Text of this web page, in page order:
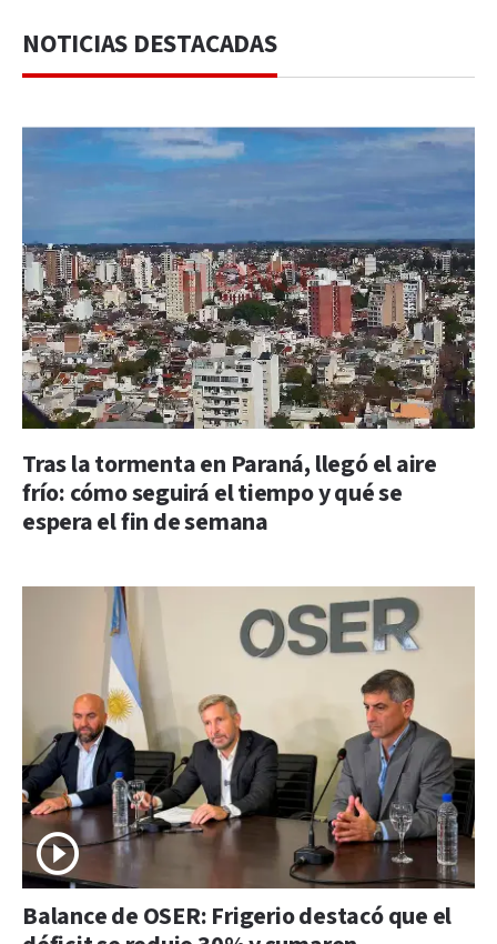
NOTICIAS DESTACADAS
Tras la tormenta en Paraná, llegó el aire
frío: cómo seguirá el tiempo y qué se
espera el fin de semana
Balance de OSER: Frigerio destacó que el